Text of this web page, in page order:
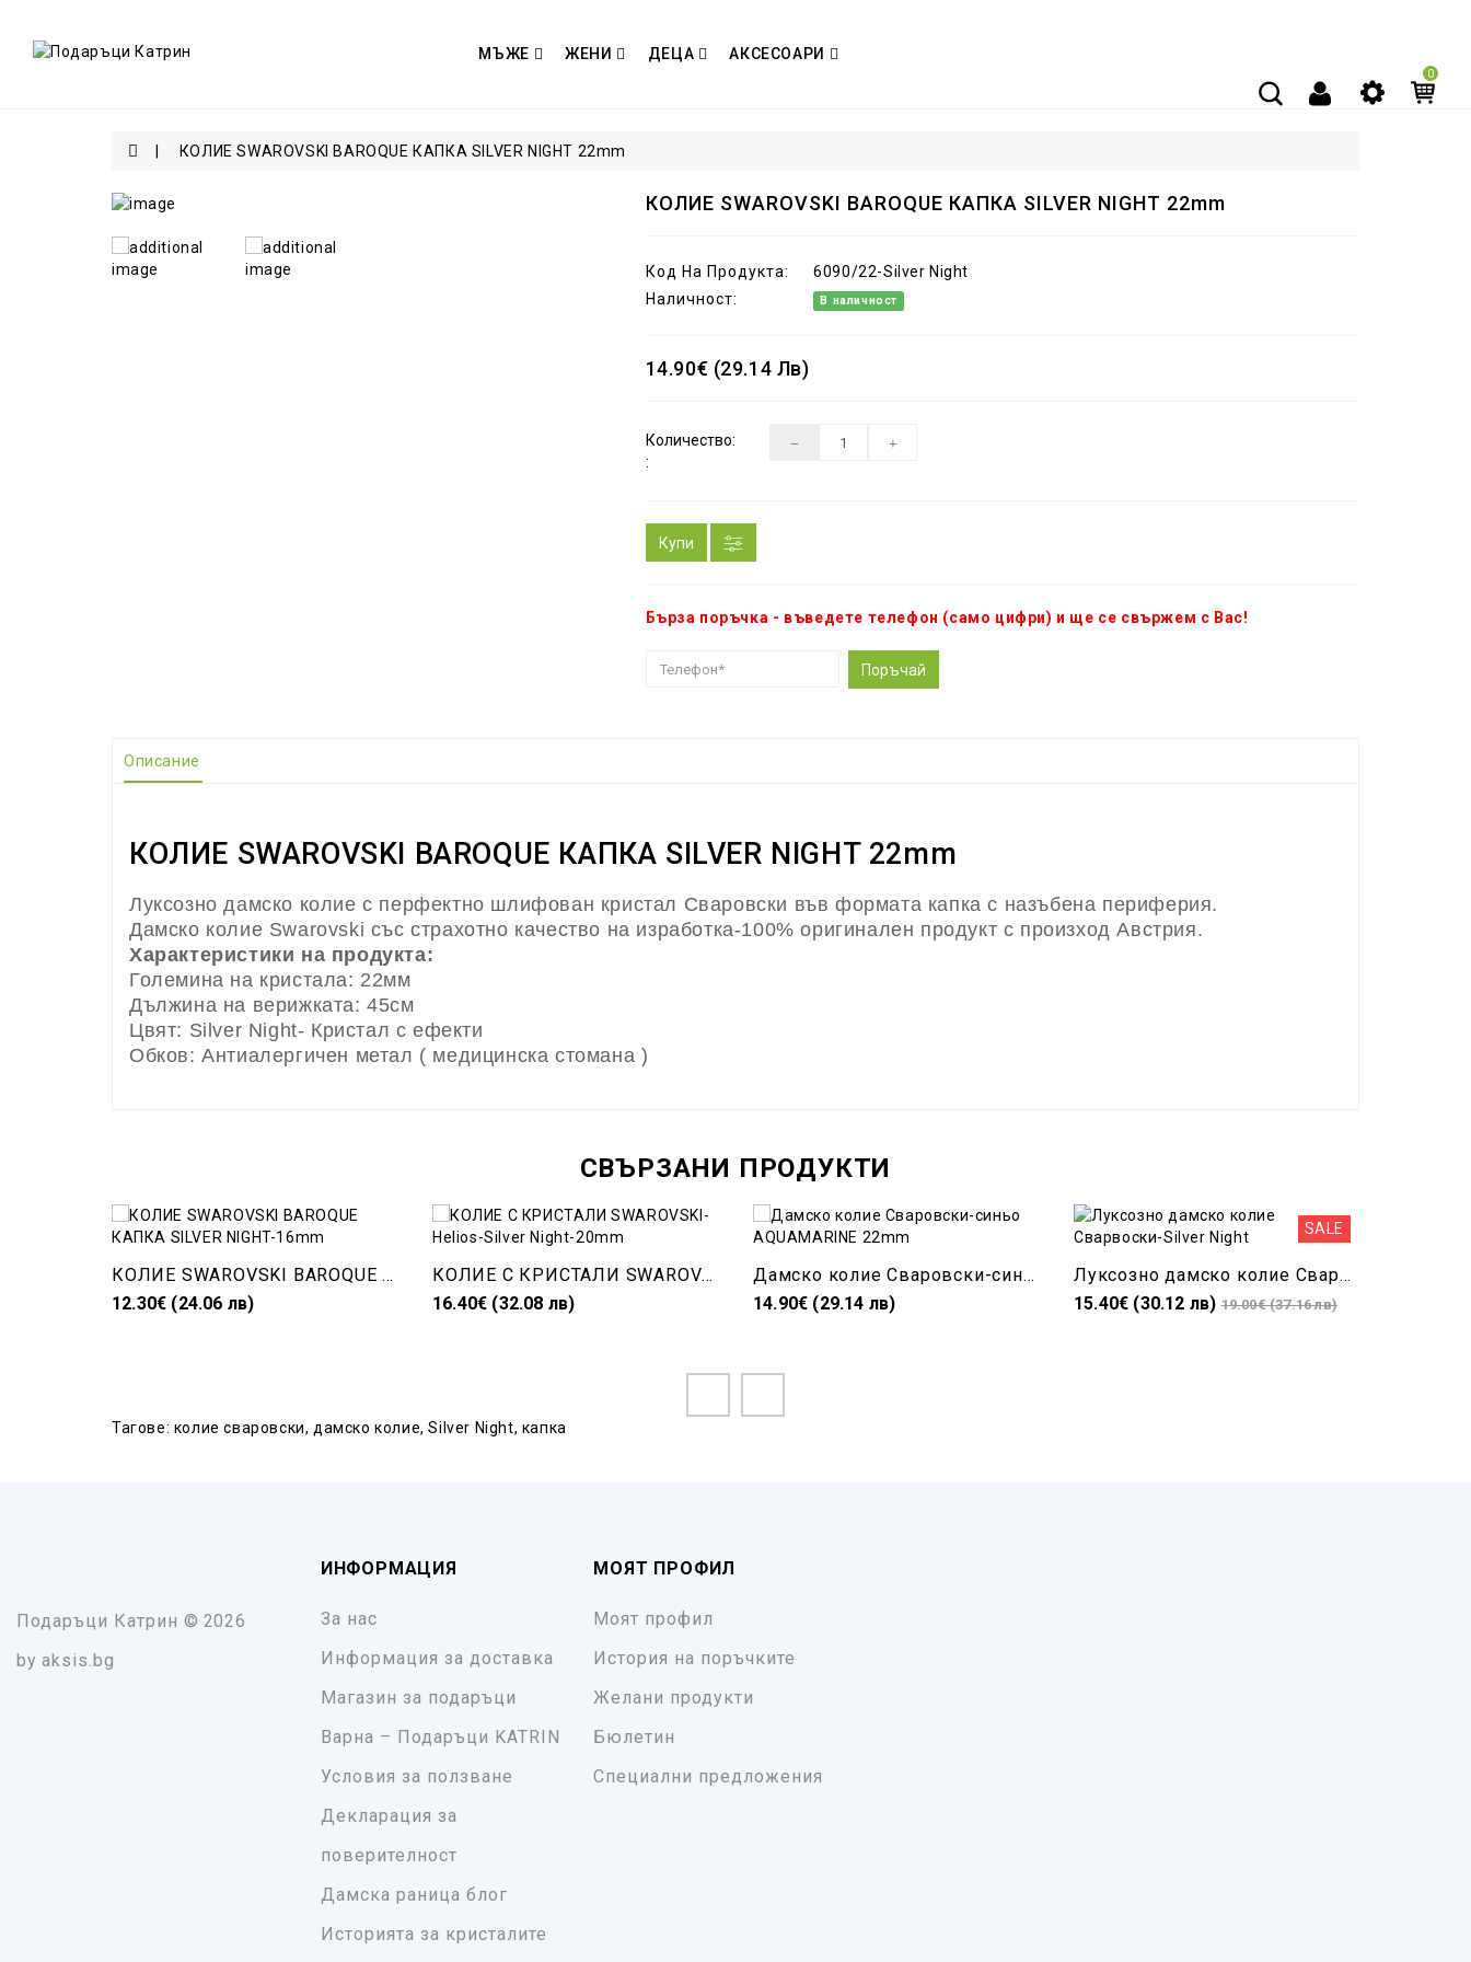
МЪЖЕ ЖЕНИ ДЕЦА АКСЕСОАРИ
0
КОЛИЕ SWAROVSKI BAROQUE КАПКА SILVER NIGHT 22mm
КОЛИЕ SWAROVSKI BAROQUE КАПКА SILVER NIGHT 22mm
Код На Продукта:
6090/22-Silver Night
Наличност:
В наличност
14.90€ (29.14 Лв)
Количество:
:
Купи
Бърза поръчка - въведете телефон (само цифри) и ще се свържем с Вас!
Поръчай
Описание
КОЛИЕ SWAROVSKI BAROQUE КАПКА SILVER NIGHT 22mm
Луксозно дамско колие с перфектно шлифован кристал Сваровски във формата капка с назъбена периферия.
Дамско колие Swarovski със страхотно качество на изработка-100% оригинален продукт с произход Австрия.
Характеристики на продукта:
Големина на кристала: 22мм
Дължина на верижката: 45см
Цвят: Silver Night- Кристал с ефекти
Обков: Антиалергичен метал ( медицинска стомана )
СВЪРЗАНИ ПРОДУКТИ
КОЛИЕ SWAROVSKI BAROQUE КАПКА SILVER NIGHT-16mm
12.30€ (24.06 лв)
КОЛИЕ С КРИСТАЛИ SWAROVSKI-Helios-Silver Night-20mm
16.40€ (32.08 лв)
Дамско колие Сваровски-синьо AQUAMARINE 22mm
14.90€ (29.14 лв)
SALE
Луксозно дамско колие Сварвоски-Silver Night
15.40€ (30.12 лв) 19.00€ (37.16 лв)
Тагове: колие сваровски, дамско колие,Silver Night, капка
Подаръци Катрин © 2026
by aksis.bg
ИНФОРМАЦИЯ
За нас
Информация за доставка
Магазин за подаръци
Варна – Подаръци KATRIN
Условия за ползване
Декларация за
поверителност
Дамска раница блог
Историята за кристалите
МОЯТ ПРОФИЛ
Моят профил
История на поръчките
Желани продукти
Бюлетин
Специални предложения